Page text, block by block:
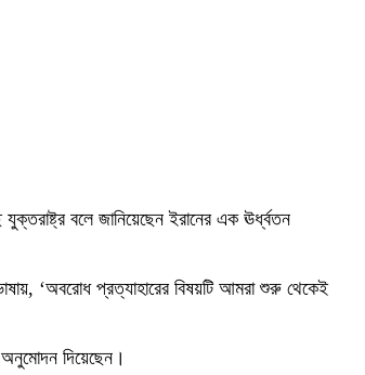
বলে জানিয়েছেন ইরানের এক ঊর্ধ্বতন
‘অবরোধ প্রত্যাহারের বিষয়টি আমরা শুরু থেকেই
অনুমোদন দিয়েছেন।